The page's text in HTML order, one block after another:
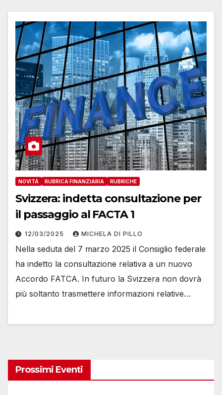
NOVITÀ RUBRICA FINANZIARIA RUBRICHE
Svizzera: indetta consultazione per
il passaggio al FACTA 1
12/03/2025 MICHELA DI PILLO
Nella seduta del 7 marzo 2025 il Consiglio federale
ha indetto la consultazione relativa a un nuovo
Accordo FATCA. In futuro la Svizzera non dovrà
più soltanto trasmettere informazioni relative…
Prossimi Eventi